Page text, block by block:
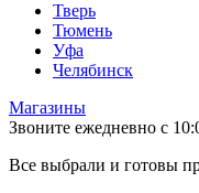
Тверь
Тюмень
Уфа
Челябинск
Магазины
Звоните ежедневно с
Все выбрали и готовы